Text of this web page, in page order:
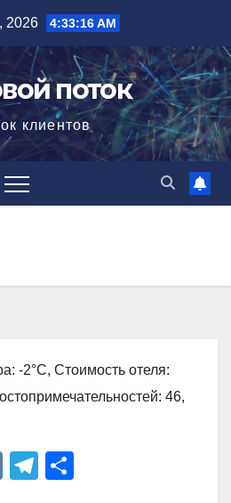
2026 4:33:17 AM
поток
клиентов
-2°C, Стоимость отеля:
46,
V
T